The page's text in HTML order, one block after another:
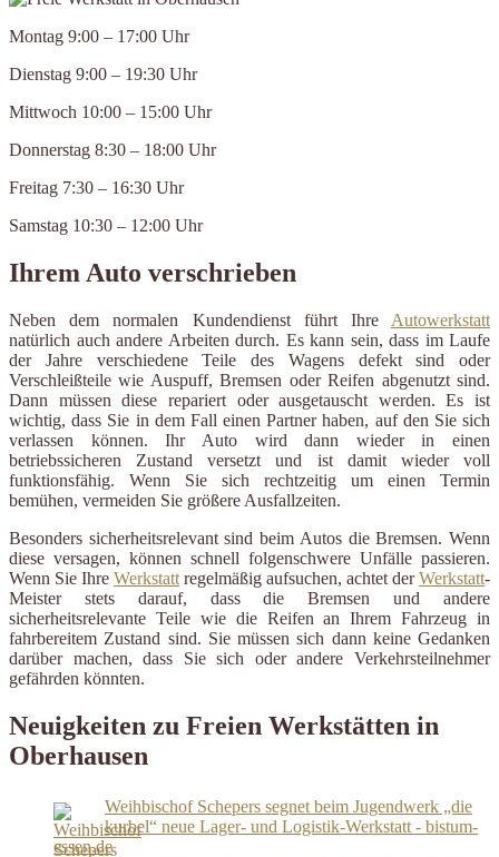
Montag 9:00 – 17:00 Uhr
Dienstag 9:00 – 19:30 Uhr
Mittwoch 10:00 – 15:00 Uhr
Donnerstag 8:30 – 18:00 Uhr
Freitag 7:30 – 16:30 Uhr
Samstag 10:30 – 12:00 Uhr
Ihrem Auto verschrieben
Neben dem normalen Kundendienst führt Ihre Autowerkstatt
natürlich auch andere Arbeiten durch. Es kann sein, dass im Laufe
der Jahre verschiedene Teile des Wagens defekt sind oder
Verschleißteile wie Auspuff, Bremsen oder Reifen abgenutzt sind.
Dann müssen diese repariert oder ausgetauscht werden. Es ist
wichtig, dass Sie in dem Fall einen Partner haben, auf den Sie sich
verlassen können. Ihr Auto wird dann wieder in einen
betriebssicheren Zustand versetzt und ist damit wieder voll
funktionsfähig. Wenn Sie sich rechtzeitig um einen Termin
bemühen, vermeiden Sie größere Ausfallzeiten.
Besonders sicherheitsrelevant sind beim Autos die Bremsen. Wenn
diese versagen, können schnell folgenschwere Unfälle passieren.
Wenn Sie Ihre Werkstatt regelmäßig aufsuchen, achtet derWerkstatt-
Meister stets darauf, dass die Bremsen und andere
sicherheitsrelevante Teile wie die Reifen an Ihrem Fahrzeug in
fahrbereitem Zustand sind. Sie müssen sich dann keine Gedanken
darüber machen, dass Sie sich oder andere Verkehrsteilnehmer
gefährden könnten.
Neuigkeiten zu Freien Werkstätten in
Oberhausen
Weihbischof Schepers segnet beim Jugendwerk „die
kurbel“ neue Lager- und Logistik-Werkstatt - bistum-
essen.de